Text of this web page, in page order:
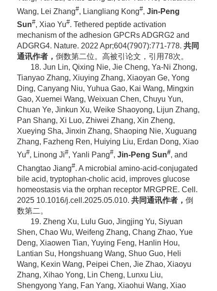
Wang, Lei Zhang#, Liangliang Kong#, Jin-Peng
Sun#, Xiao Yu#. Tethered peptide activation
mechanism of the adhesion GPCRs ADGRG2 and
ADGRG4. Nature. 2022 Apr;604(7907):771-778. 共同
通讯作者， 倒数第二位。高被引论文， 引用78次。
18. Jun Lin, Qixing Nie, Jie Cheng, Ya-Ni Zhong,
Tianyao Zhang, Xiuying Zhang, Xiaoyan Ge, Yong
Ding, Canyang Niu, Yuhua Gao, Kai Wang, Mingxin
Gao, Xuemei Wang, Weixuan Chen, Chuyu Yun,
Chuan Ye, Jinkun Xu, Weike Shaoyong, Lijun Zhang,
Pan Shang, Xi Luo, Zhiwei Zhang, Xin Zheng,
Xueying Sha, Jinxin Zhang, Shaoping Nie, Xuguang
Zhang, Fazheng Ren, Huiying Liu, Erdan Dong, Xiao
Yu#, Linong Ji#, Yanli Pang#, Jin-Peng Sun#, and
Changtao Jiang#. A microbial amino-acid-conjugated
bile acid, tryptophan-cholic acid, improves glucose
homeostasis via the orphan receptor MRGPRE. Cell.
2025 10.1016/j.cell.2025.05.010. 共同通讯作者， 倒
数第二。
19. Zheng Xu, Lulu Guo, Jingjing Yu, Siyuan
Shen, Chao Wu, Weifeng Zhang, Chang Zhao, Yue
Deng, Xiaowen Tian, Yuying Feng, Hanlin Hou,
Lantian Su, Hongshuang Wang, Shuo Guo, Heli
Wang, Kexin Wang, Peipei Chen, Jie Zhao, Xiaoyu
Zhang, Xihao Yong, Lin Cheng, Lunxu Liu,
Shengyong Yang, Fan Yang, Xiaohui Wang, Xiao